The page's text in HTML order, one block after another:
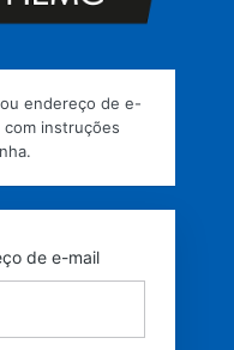
endereço de e-
com instruções
de e-mail